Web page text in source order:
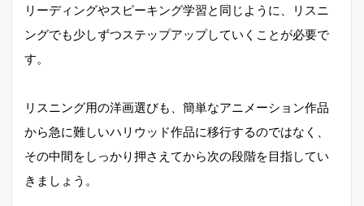
リーディングやスピーキング学習と同じように、リスニ
ングでも少しずつステップアップしていくことが必要で
す。
リスニング用の洋画選びも、簡単なアニメーション作品
から急に難しいハリウッド作品に移行するのではなく、
その中間をしっかり押さえてから次の段階を目指してい
きましょう。